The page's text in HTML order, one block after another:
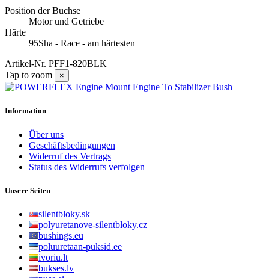
Position der Buchse
Motor und Getriebe
Härte
95Sha - Race - am härtesten
Artikel-Nr. PFF1-820BLK
Tap to zoom
×
Information
Über uns
Geschäftsbedingungen
Widerruf des Vertrags
Status des Widerrufs verfolgen
Unsere Seiten
silentbloky.sk
polyuretanove-silentbloky.cz
bushings.eu
poluuretaan-puksid.ee
ivoriu.lt
bukses.lv